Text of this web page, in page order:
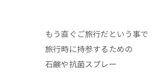
もう直ぐご旅行だという事で
旅行時に持参するための
石鹸や抗菌スプレー